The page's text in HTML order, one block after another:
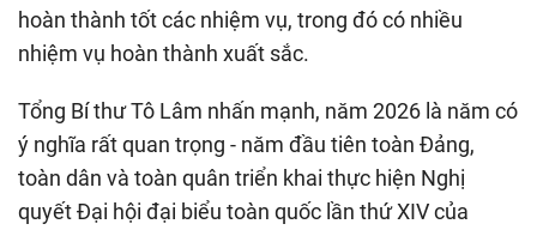
hoàn thành tốt các nhiệm vụ, trong đó có nhiều
nhiệm vụ hoàn thành xuất sắc.
Tổng Bí thư Tô Lâm nhấn mạnh, năm 2026 là năm có
ý nghĩa rất quan trọng - năm đầu tiên toàn Đảng,
toàn dân và toàn quân triển khai thực hiện Nghị
quyết Đại hội đại biểu toàn quốc lần thứ XIV của